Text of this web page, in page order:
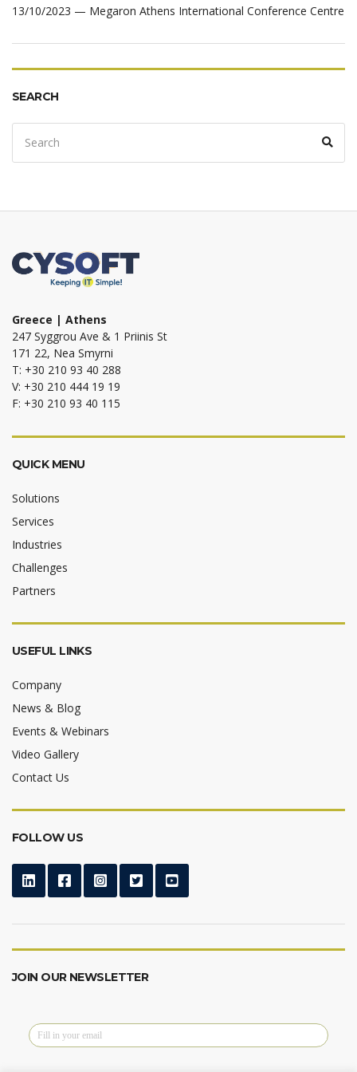
13/10/2023 — Megaron Athens International Conference Centre
SEARCH
Search
for:
Greece | Athens
247 Syggrou Ave & 1 Priinis St
171 22, Nea Smyrni
T: +30 210 93 40 288
V: +30 210 444 19 19
F: +30 210 93 40 115
QUICK MENU
Solutions
Services
Industries
Challenges
Partners
USEFUL LINKS
Company
News & Blog
Events & Webinars
Video Gallery
Contact Us
FOLLOW US
JOIN OUR NEWSLETTER